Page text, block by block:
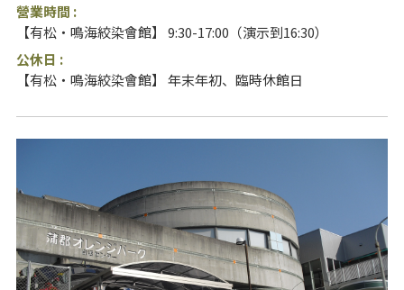
營業時間 :
【有松・鳴海絞染會館】 9:30-17:00（演示到16:30）
公休日 :
【有松・鳴海絞染會館】 年末年初、臨時休館日